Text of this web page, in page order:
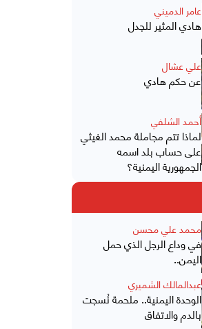
عامر الدميني
هادي المثير للجدل
علي عشال
عن حكم هادي
أحمد الشلفي
لماذا تتم مجاملة محمد الغيثي
على حساب بلد اسمه
الجمهورية اليمنية؟
محمد علي محسن
في وداع الرجل الذي حمل
اليمن..
عبدالمالك الشميري
الوحدة اليمنية.. ملحمة نُسجت
بالدم والاتفاق